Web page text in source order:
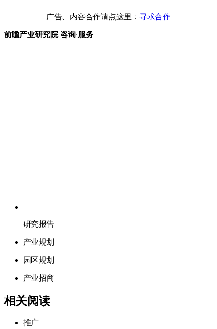
广告、内容合作请点这里： 寻求合作
前瞻产业研究院 咨询·服务
研究报告
产业规划
园区规划
产业招商
相关阅读
推广